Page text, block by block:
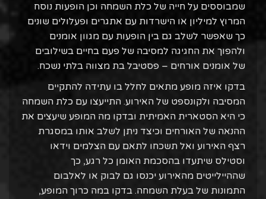
שמבוססים על חייה של כלת השמחה וכן הופעות נוסח
המרוץ למיליון או הישרדות עם אתגרים ופעלולים שונים
כך שאפשר לשלב גם בין הופעות עם מגוון אומנים
ולהפוך את החגיגה למסיבה של פעם בחיים בשילובים
של אומנים אורחים – פסטיבל בת מצווה בלתי נשכח.
בדקו איזה מופע מתאים לחלל בו עתידה להתקיים
המסיבה ולקונספט של האירוע. התייעצו עם כלת השמחה
כי היא הסטארית האמיתית ובדקו מה המופע שיעצים את
ההנאה של האורחים וכיצד ניתן לשלב אותו במסגרת
רצף האירוע ואל תשכחו לתאם עם הצלמים וידאו
וסטילס שיתעדו בהסכמת האומן כל רגע, כך
שההיילייטים מהאירוע יכנסו גם לבוק או לאלבום
התמונות של בעלת השמחה. בדקו במה כרוך המופע,